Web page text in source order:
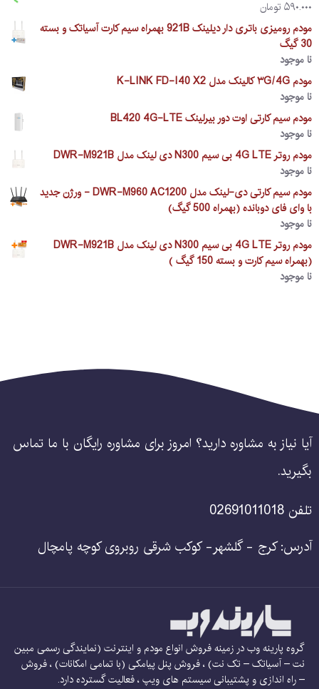
۵۹۰.۰۰۰ تومان
مودم رومیزی باتری دار دیلینک 921B بهمراه سیم کارت آسیاتک و بسته
30 گیگ
نا موجود
مودم ۳G/4G کالینک مدل K-LINK FD-I40 X2
نا موجود
مودم سیم کارتی اوت دور بیرلینک BL420 4G-LTE
نا موجود
مودم روتر 4G LTE بی سیم N300 دی لینک مدل DWR-M921B
نا موجود
مودم سیم کارتی دی-لینک مدل DWR-M960 AC1200 - ورژن جدید
با وای فای دوبانده (بهمراه 500 گیگ)
نا موجود
مودم روتر 4G LTE بی سیم N300 دی لینک مدل DWR-M921B
(بهمراه سیم کارت و بسته 150 گیگ )
نا موجود
آیا نیاز به مشاوره دارید؟ امروز برای مشاوره رایگان با ما تماس
بگیرید.
تلفن 02691011018
آدرس: کرج - گلشهر- کوکب شرقی روبروی کوچه پامچال
گروه پارینه وب در زمینه فروش انواع مودم و اینترنت (نمایندگی رسمی مبین
نت – آسیاتک – تک نت) ، فروش پنل پیامکی (با تمامی امکانات) ، فروش
– راه اندازی و پشتیبانی سیستم های ویپ ، فعالیت گسترده دارد.